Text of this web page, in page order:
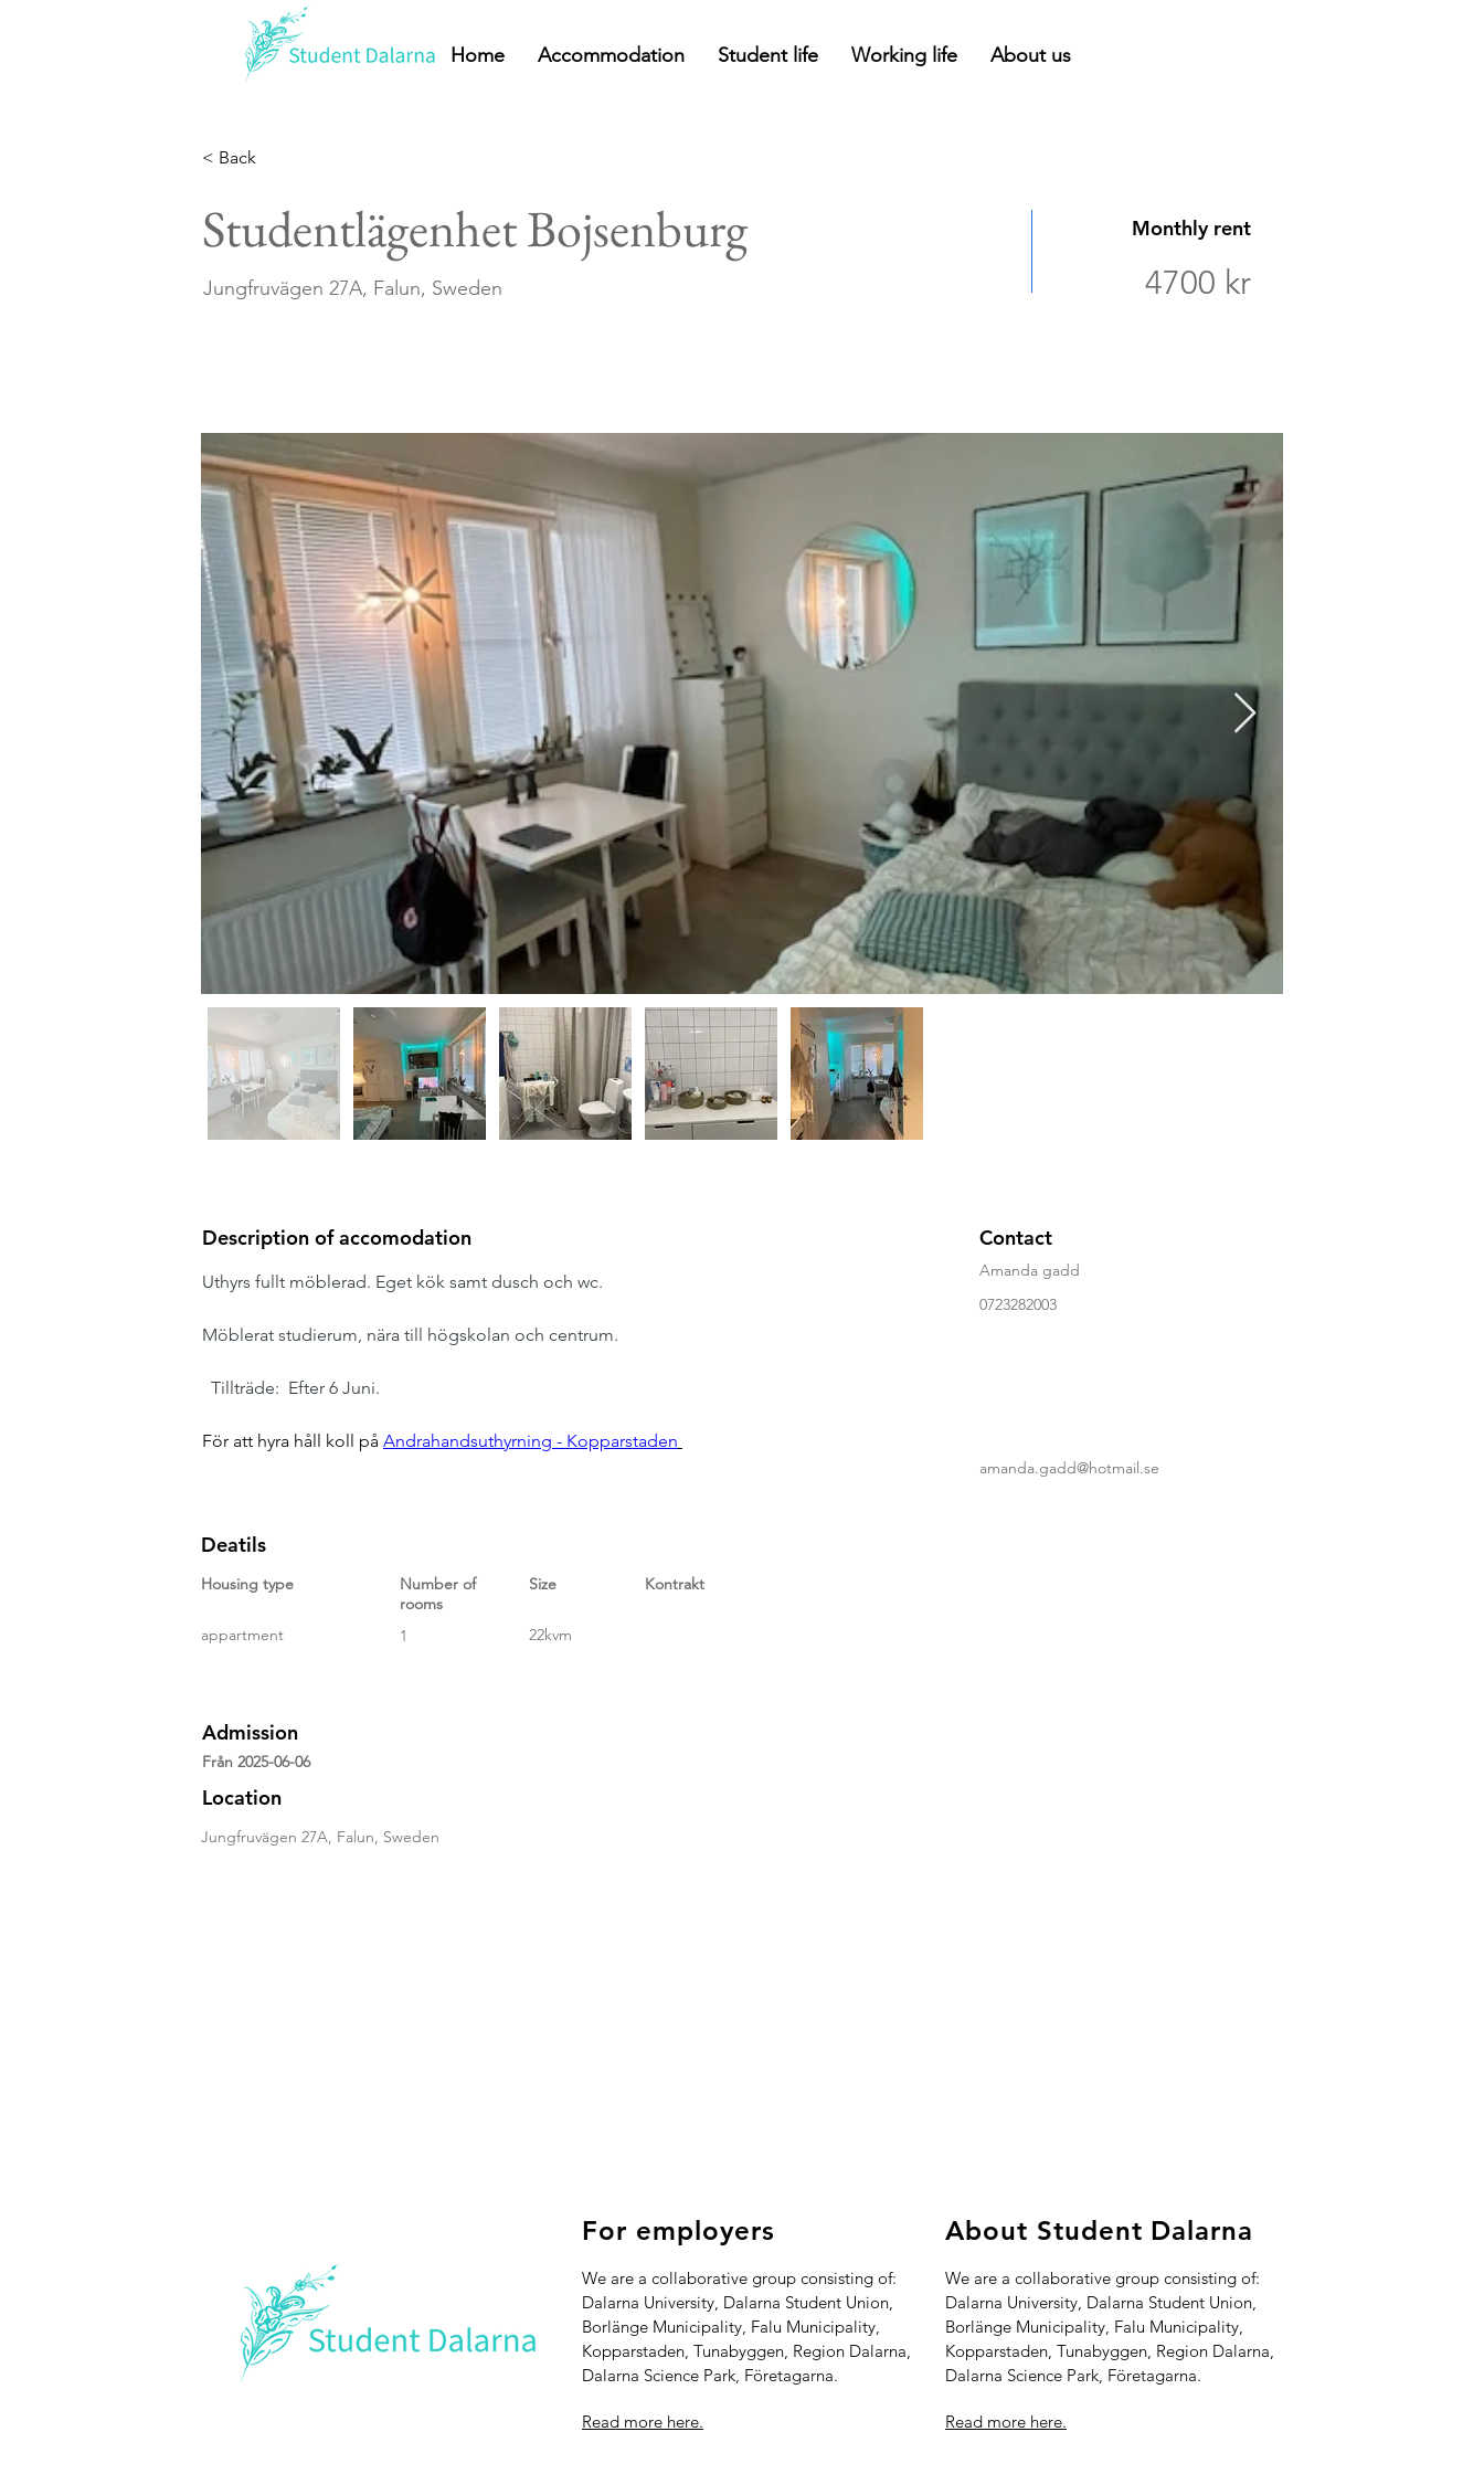
Home Accommodation Student life Working life About us
< Back
Studentlägenhet Bojsenburg
Jungfruvägen 27A, Falun, Sweden
Monthly rent
4700 kr
Description of accomodation
Uthyrs fullt möblerad. Eget kök samt dusch och wc.
Möblerat studierum, nära till högskolan och centrum.
Tillträde:  Efter 6 Juni.
För att hyra håll koll på Andrahandsuthyrning - Kopparstaden
Contact
Amanda gadd
0723282003
amanda.gadd@hotmail.se
Deatils
Housing type
appartment
Number of
rooms
Size Kontrakt
1 22kvm
Admission
Från 2025-06-06
Location
Jungfruvägen 27A, Falun, Sweden
For employers
We are a collaborative group consisting of:
Dalarna University, Dalarna Student Union,
Borlänge Municipality, Falu Municipality,
Kopparstaden, Tunabyggen, Region Dalarna,
Dalarna Science Park, Företagarna.
Read more here.
About Student Dalarna
We are a collaborative group consisting of:
Dalarna University, Dalarna Student Union,
Borlänge Municipality, Falu Municipality,
Kopparstaden, Tunabyggen, Region Dalarna,
Dalarna Science Park, Företagarna.
Read more here.